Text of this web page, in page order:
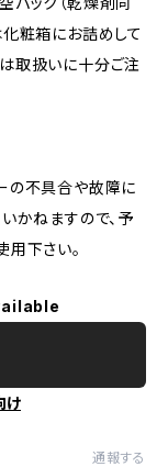
化粧箱にお詰めして
取扱いに十分ご注
の不具合や故障に
かねますので、予
用下さい。
け
通報する